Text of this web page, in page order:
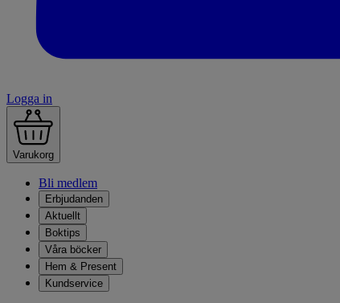
Logga in
Varukorg
Bli medlem
Erbjudanden
Aktuellt
Boktips
Våra böcker
Hem & Present
Kundservice